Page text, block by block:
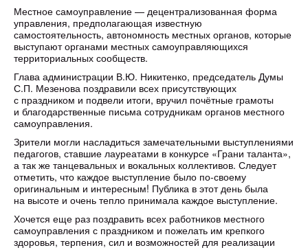
Местное самоуправление — децентрализованная форма
управления, предполагающая известную
самостоятельность, автономность местных органов, которые
выступают органами местных самоуправляющихся
территориальных сообществ.
Глава администрации В.Ю. Никитенко, председатель Думы
С.П. Мезенова поздравили всех присутствующих
с праздником и подвели итоги, вручил почётные грамоты
и благодарственные письма сотрудникам органов местного
самоуправления.
Зрители могли насладиться замечательными выступлениями
педагогов, ставшие лауреатами в конкурсе «Грани таланта»,
а так же танцевальных и вокальных коллективов. Следует
отметить, что каждое выступление было по-своему
оригинальным и интересным! Публика в этот день была
на высоте и очень тепло принимала каждое выступление.
Хочется еще раз поздравить всех работников местного
самоуправления с праздником и пожелать им крепкого
здоровья, терпения, сил и возможностей для реализации